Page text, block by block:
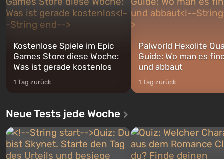
Kostenlose Spiele im Epic
Games Store diese Woche:
Was ist gerade kostenlos
1 Tag zurück
Palworld Hexolite
Guide: Wo man es
und abbaut
1 Tag zurück
Neue Tests jede Woche